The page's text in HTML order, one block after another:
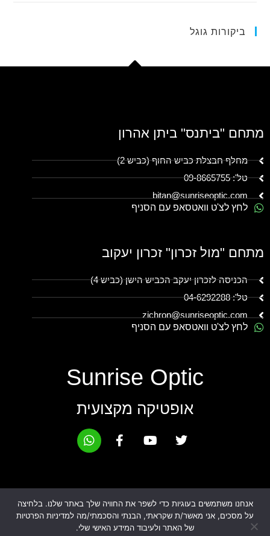
ביקורות גוגל
מתחם "ביתנס" ביתן אהרון
מחלף חבצלת כביש החוף (כביש 2)
טל': 09-8665755
bitan@sunriseoptic.com
לחץ לצ'ט וואטסאפ עם הסניף
מתחם "מול זכרון" זכרון יעקוב
הכניסה לזכרון יעקב הכביש הישן (כביש 4)
טל': 04-6292288
zichron@sunriseoptic.com
לחץ לצ'ט וואטסאפ עם הסניף
Sunrise Optic
אופטיקה מקצועית
הצהרת נגישות מדיניות פרטיות
אנחנו משתמשים בעוגיות כדי לשפר את החוויה שלך באתר שלנו. בלחיצה
על מסכים, אני מאשר/ת שקראתי, הבנתי והסכמתי/מה למדיניות הפרטיות
של האתר ולעיבוד המידע האישי שלי.